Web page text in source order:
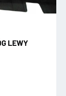
LEWY